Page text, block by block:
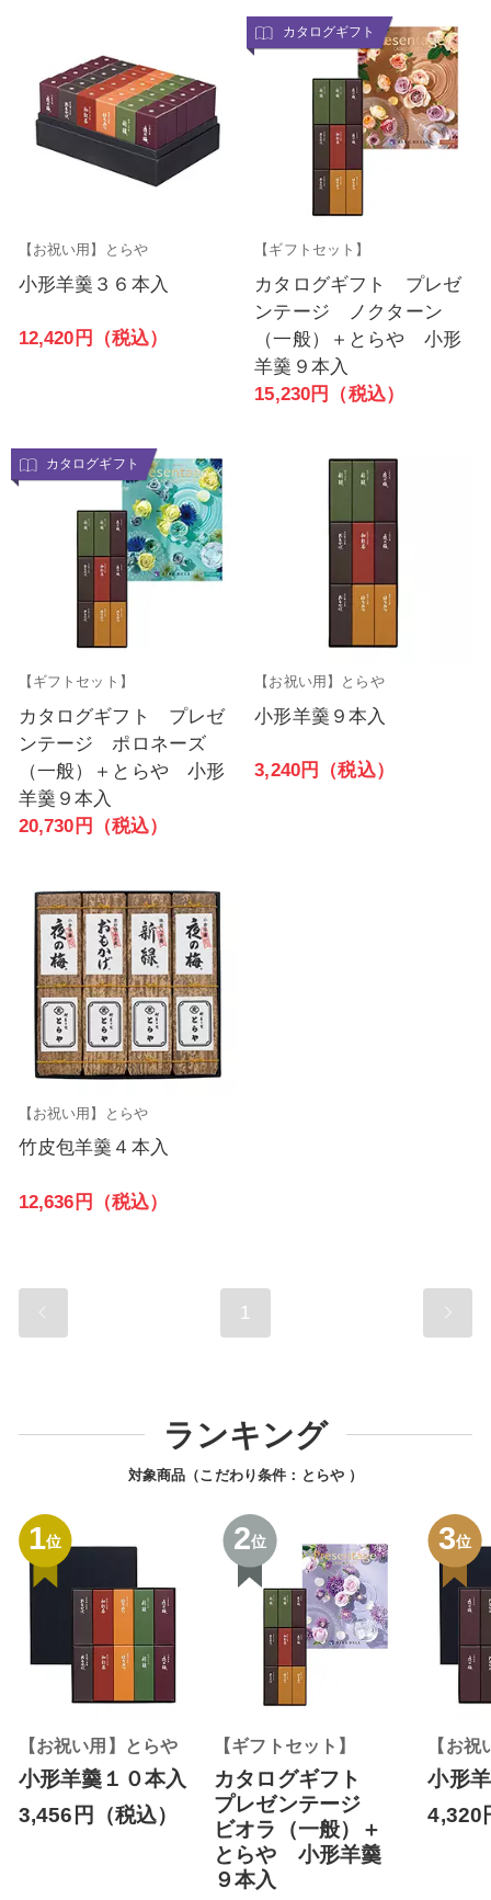
【お祝い用】とらや
小形羊羹３６本入
12,420円（税込）
カタログギフト
【ギフトセット】
カタログギフト プレゼ
ンテージ ノクターン
（一般）＋とらや 小形
羊羹９本入
15,230円（税込）
カタログギフト
【ギフトセット】
カタログギフト プレゼ
ンテージ ポロネーズ
（一般）＋とらや 小形
羊羹９本入
20,730円（税込）
【お祝い用】とらや
小形羊羹９本入
3,240円（税込）
【お祝い用】とらや
竹皮包羊羹４本入
12,636円（税込）
1
ランキング
対象商品（こだわり条件： とらや ）
1位
【お祝い用】とらや
小形羊羹１０本入
3,456円（税込）
2位
【ギフトセット】
カタログギフト
プレゼンテージ
ビオラ（一般）＋
とらや 小形羊羹
９本入
3位
【お
小形
4,320